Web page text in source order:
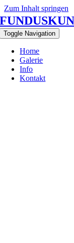
Zum Inhalt springen
Toggle Navigation
Home
Galerie
Info
Kontakt